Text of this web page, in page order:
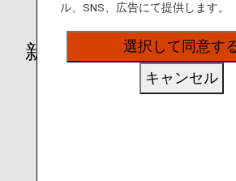
新しい入国審査手続き
入国審査官に旅券、EDカード等の提
入国審査官から案内を受けた後、
を指紋読取機器の上に置き、電磁
指紋読取機器の上部にあるカメラ
ル、SNS、広告にて提供します。
選択して同意す
キャンセル